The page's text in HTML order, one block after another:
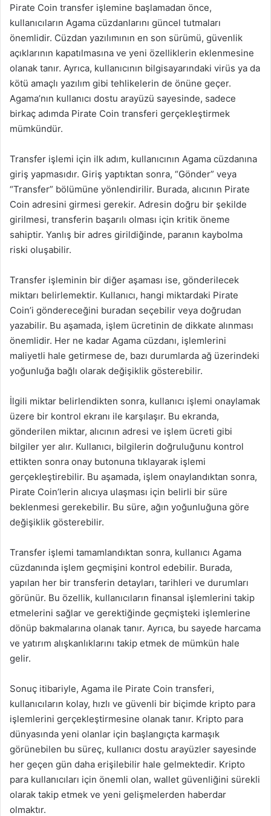
Pirate Coin transfer işlemine başlamadan önce,
kullanıcıların Agama cüzdanlarını güncel tutmaları
önemlidir. Cüzdan yazılımının en son sürümü, güvenlik
açıklarının kapatılmasına ve yeni özelliklerin eklenmesine
olanak tanır. Ayrıca, kullanıcının bilgisayarındaki virüs ya da
kötü amaçlı yazılım gibi tehlikelerin de önüne geçer.
Agama’nın kullanıcı dostu arayüzü sayesinde, sadece
birkaç adımda Pirate Coin transferi gerçekleştirmek
mümkündür.
Transfer işlemi için ilk adım, kullanıcının Agama cüzdanına
giriş yapmasıdır. Giriş yaptıktan sonra, “Gönder” veya
“Transfer” bölümüne yönlendirilir. Burada, alıcının Pirate
Coin adresini girmesi gerekir. Adresin doğru bir şekilde
girilmesi, transferin başarılı olması için kritik öneme
sahiptir. Yanlış bir adres girildiğinde, paranın kaybolma
riski oluşabilir.
Transfer işleminin bir diğer aşaması ise, gönderilecek
miktarı belirlemektir. Kullanıcı, hangi miktardaki Pirate
Coin’i göndereceğini buradan seçebilir veya doğrudan
yazabilir. Bu aşamada, işlem ücretinin de dikkate alınması
önemlidir. Her ne kadar Agama cüzdanı, işlemlerini
maliyetli hale getirmese de, bazı durumlarda ağ üzerindeki
yoğunluğa bağlı olarak değişiklik gösterebilir.
İlgili miktar belirlendikten sonra, kullanıcı işlemi onaylamak
üzere bir kontrol ekranı ile karşılaşır. Bu ekranda,
gönderilen miktar, alıcının adresi ve işlem ücreti gibi
bilgiler yer alır. Kullanıcı, bilgilerin doğruluğunu kontrol
ettikten sonra onay butonuna tıklayarak işlemi
gerçekleştirebilir. Bu aşamada, işlem onaylandıktan sonra,
Pirate Coin’lerin alıcıya ulaşması için belirli bir süre
beklenmesi gerekebilir. Bu süre, ağın yoğunluğuna göre
değişiklik gösterebilir.
Transfer işlemi tamamlandıktan sonra, kullanıcı Agama
cüzdanında işlem geçmişini kontrol edebilir. Burada,
yapılan her bir transferin detayları, tarihleri ve durumları
görünür. Bu özellik, kullanıcıların finansal işlemlerini takip
etmelerini sağlar ve gerektiğinde geçmişteki işlemlerine
dönüp bakmalarına olanak tanır. Ayrıca, bu sayede harcama
ve yatırım alışkanlıklarını takip etmek de mümkün hale
gelir.
Sonuç itibariyle, Agama ile Pirate Coin transferi,
kullanıcıların kolay, hızlı ve güvenli bir biçimde kripto para
işlemlerini gerçekleştirmesine olanak tanır. Kripto para
dünyasında yeni olanlar için başlangıçta karmaşık
görünebilen bu süreç, kullanıcı dostu arayüzler sayesinde
her geçen gün daha erişilebilir hale gelmektedir. Kripto
para kullanıcıları için önemli olan, wallet güvenliğini sürekli
olarak takip etmek ve yeni gelişmelerden haberdar
olmaktır.